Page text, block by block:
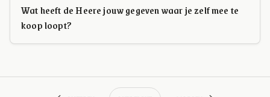
Wat heeft de Heere jouw gegeven waar je zelf mee te
koop loopt?